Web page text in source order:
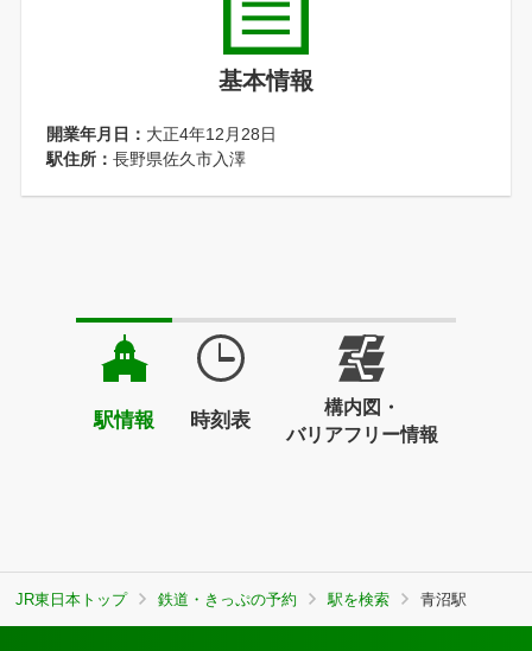
基本情報
開業年月日： 大正4年12月28日
駅住所： 長野県佐久市入澤
駅情報 時刻表
構内図・
バリアフリー情報
JR東日本トップ 鉄道・きっぷの予約 駅を検索 青沼駅